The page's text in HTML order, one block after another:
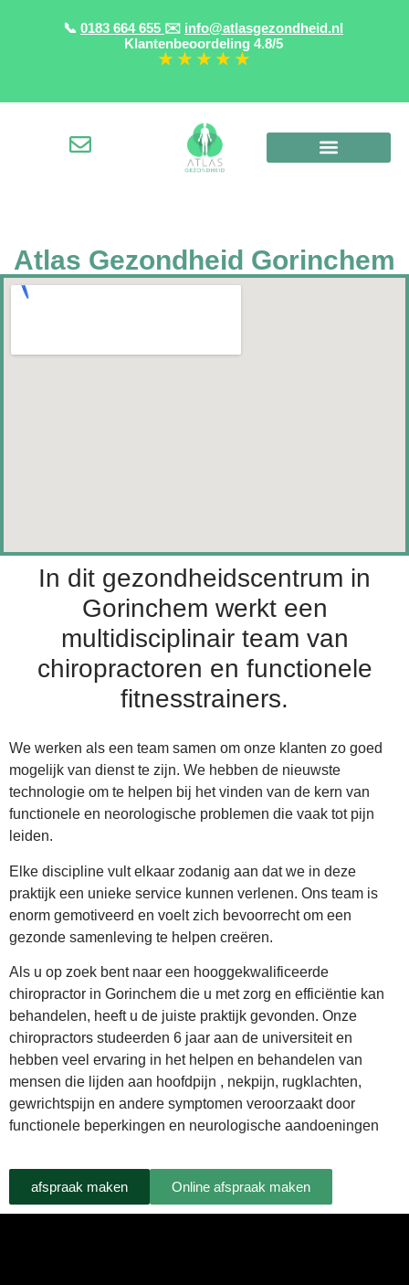
📞 0183 664 655 ✉️ info@atlasgezondheid.nl
Klantenbeoordeling 4.8/5
★ ★ ★ ★ ★
Atlas Gezondheid Gorinchem
In dit gezondheidscentrum in
Gorinchem werkt een
multidisciplinair team van
chiropractoren en functionele
fitnesstrainers.
We werken als een team samen om onze klanten zo goed
mogelijk van dienst te zijn. We hebben de nieuwste
technologie om te helpen bij het vinden van de kern van
functionele en neorologische problemen die vaak tot pijn
leiden.
Elke discipline vult elkaar zodanig aan dat we in deze
praktijk een unieke service kunnen verlenen. Ons team is
enorm gemotiveerd en voelt zich bevoorrecht om een ​​
gezonde samenleving te helpen creëren.
Als u op zoek bent naar een hooggekwalificeerde
chiropractor in Gorinchem die u met zorg en efficiëntie kan
behandelen, heeft u de juiste praktijk gevonden. Onze
chiropractors studeerden 6 jaar aan de universiteit en
hebben veel ervaring in het helpen en behandelen van
mensen die lijden aan hoofdpijn , nekpijn, rugklachten,
gewrichtspijn en andere symptomen veroorzaakt door
functionele beperkingen en neurologische aandoeningen
afspraak maken Online afspraak maken